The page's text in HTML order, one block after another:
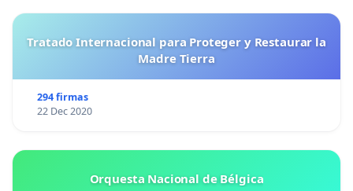
Tratado Internacional para Proteger y Restaurar la
Madre Tierra
294 firmas
22 Dec 2020
Orquesta Nacional de Bélgica